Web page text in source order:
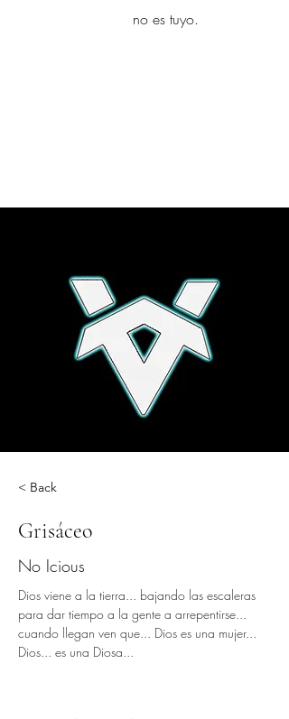
no es tuyo.
< Back
Grisáceo
No Icious
Dios viene a la tierra... bajando las escaleras
para dar tiempo a la gente a arrepentirse...
cuando llegan ven que... Dios es una mujer...
Dios... es una Diosa...